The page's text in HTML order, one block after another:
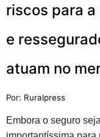
riscos para
e
atuam no
Por: Ruralpress
Embora o seguro